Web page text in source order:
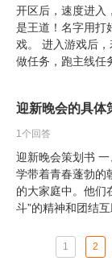
开区后，速度进入
是王道！名字用打
戏。 进入游戏后，
做任务，跑主线任
迎新晚会的具体
1个回答
迎新晚会策划书
学带着青春蓬勃的
的大家庭中。他们
斗”的精神和团结互
1 2